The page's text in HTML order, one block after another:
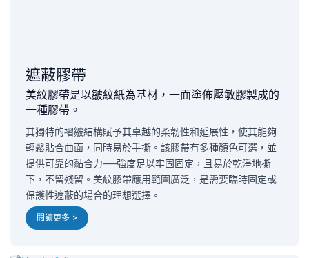
遮蔽膠帶
美紋膠帶是以皺紋紙為基材，一面塗佈壓敏膠製成的
一種膠帶。
其獨特的褶皺結構賦予其卓越的柔韌性和延展性，使其能夠
輕鬆貼合曲面，同時易於手撕。該膠帶有多種顏色可選，並
提供可靠的黏合力——強度足以牢固固定，且易於乾淨地撕
下，不留殘留。美紋膠帶應用範圍廣泛，是需要臨時固定或
保護性遮蔽的場合的理想選擇。
閱讀更多 >